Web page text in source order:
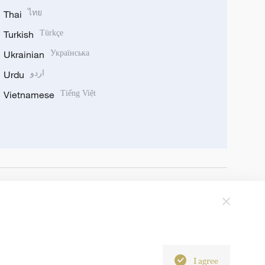
Thai ไทย
Turkish Türkçe
Ukrainian Українська
Urdu اردو
Vietnamese Tiếng Việt
I agree